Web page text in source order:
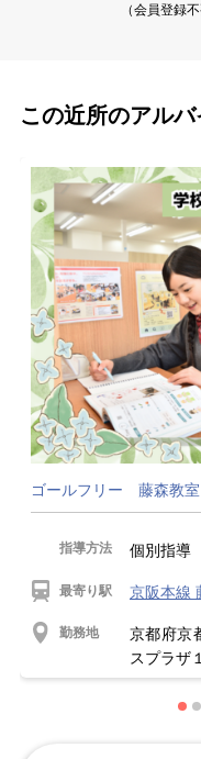
（会員登録
この近所のアル
ゴールフリー 藤森教室
指導方法 個別指導
最寄り駅 京阪本線
勤務地
京都府京
スプラザ